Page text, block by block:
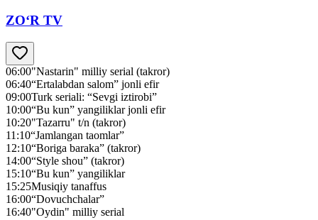
ZO‘R TV
06:00"Nastarin" milliy serial (takror)
06:40“Ertalabdan salom” jonli efir
09:00Turk seriali: “Sevgi iztirobi”
10:00“Bu kun” yangiliklar jonli efir
10:20"Tazarru" t/n (takror)
11:10“Jamlangan taomlar”
12:10“Boriga baraka” (takror)
14:00“Style shou” (takror)
15:10“Bu kun” yangiliklar
15:25Musiqiy tanaffus
16:00“Dovuchchalar”
16:40"Oydin" milliy serial